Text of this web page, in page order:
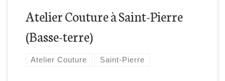
Atelier Couture à Saint-Pierre
(Basse-terre)
Atelier Couture Saint-Pierre